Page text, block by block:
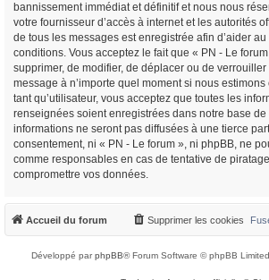
bannissement immédiat et définitif et nous nous
votre fournisseur d’accès à internet et les autorités
de tous les messages est enregistrée afin d’aider
conditions. Vous acceptez le fait que « PN - Le
supprimer, de modifier, de déplacer ou de verrouiller
message à n’importe quel moment si nous
tant qu’utilisateur, vous acceptez que toutes les
renseignées soient enregistrées dans notre base
informations ne seront pas diffusées à une tierce
consentement, ni « PN - Le forum », ni phpBB, ne
comme responsables en cas de tentative de
compromettre vos données.
Accueil du forum Supprimer les cookies
Développé parphpBB® Forum Software © phpBB